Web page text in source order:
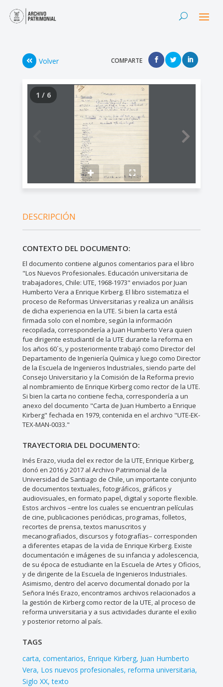
Volver COMPARTE
1 / 6
DESCRIPCIÓN
CONTEXTO DEL DOCUMENTO:
El documento contiene algunos comentarios para el libro
"Los Nuevos Profesionales. Educación universitaria de
trabajadores, Chile: UTE, 1968-1973" enviados por Juan
Humberto Vera a Enrique Kirberg. El libro sistematiza el
proceso de Reformas Universitarias y realiza un análisis
de dicha experiencia en la UTE. Si bien la carta está
firmada solo con el nombre, según la información
recopilada, correspondería a Juan Humberto Vera quien
fue dirigente estudiantil de la UTE durante la reforma en
los años 60´s, y posteriormente trabajó como Director del
Departamento de Ingeniería Química y luego como Director
de la Escuela de Ingenieros Industriales, siendo parte del
Consejo Universitario y la Comisión de la Reforma previo
al nombramiento de Enrique Kirberg como rector de la UTE.
Si bien la carta no contiene fecha, correspondería a un
anexo del documento "Carta de Juan Humberto a Enrique
Kirberg" fechada en 1979, contenida en el archivo "UTE-EK-
TEX-MAN-0033."
TRAYECTORIA DEL DOCUMENTO:
Inés Erazo, viuda del ex rector de la UTE, Enrique Kirberg,
donó en 2016 y 2017 al Archivo Patrimonial de la
Universidad de Santiago de Chile, un importante conjunto
de documentos textuales, fotográficos, gráficos y
audiovisuales, en formato papel, digital y soporte flexible.
Estos archivos –entre los cuales se encuentran películas
de cine, publicaciones periódicas, programas, folletos,
recortes de prensa, textos manuscritos y
mecanografiados, discursos y fotografías– corresponden
a diferentes etapas de la vida de Enrique Kirberg. Existe
documentación e imágenes de su infancia y adolescencia,
de su época de estudiante en la Escuela de Artes y Oficios,
y de dirigente de la Escuela de Ingenieros Industriales.
Asimismo, dentro del acervo documental donado por la
Señora Inés Erazo, encontramos archivos relacionados a
la gestión de Kirberg como rector de la UTE, al proceso de
reforma universitaria y a sus actividades durante el exilio
y posterior retorno al país.
TAGS
carta comentarios Enrique Kirberg Juan Humberto
Vera Los nuevos profesionales reforma universitaria
Siglo XX texto